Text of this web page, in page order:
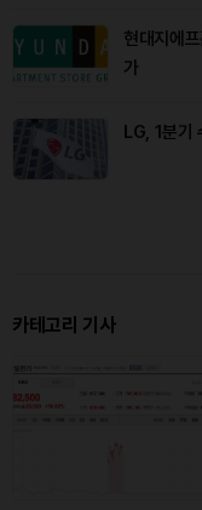
현대지에
가
LG, 1분기
카테고리 기사